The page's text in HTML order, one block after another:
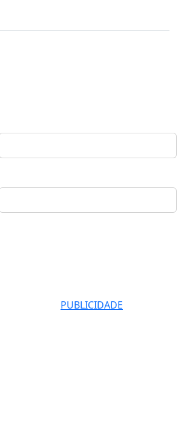
PUBLICIDADE